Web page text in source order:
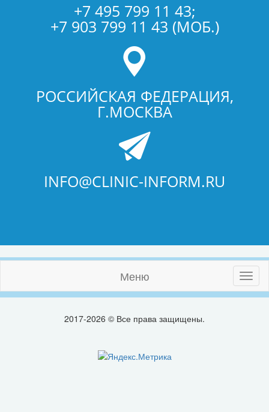
+7 495 799 11 43;
+7 903 799 11 43 (МОБ.)
РОССИЙСКАЯ ФЕДЕРАЦИЯ,
Г.МОСКВА
INFO@CLINIC-INFORM.RU
Меню
2017-2026 © Все права защищены.